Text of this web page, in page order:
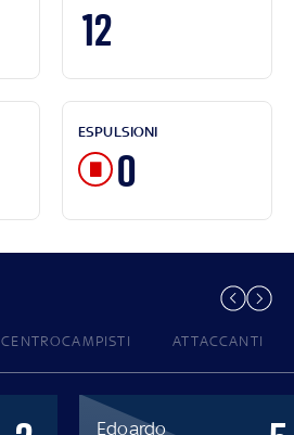
12
ESPULSIONI
0
CENTROCAMPISTI ATTACCANTI
Edoardo